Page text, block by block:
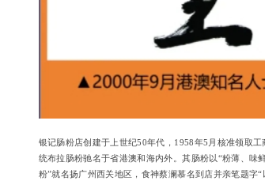
银记肠粉店创建于上世纪50年代，1958年5月核准领取
统布拉肠粉驰名于省港澳和海内外。其肠粉以“粉薄、味
粉”就名扬广州西关地区，食神蔡澜慕名到店并亲笔题字“